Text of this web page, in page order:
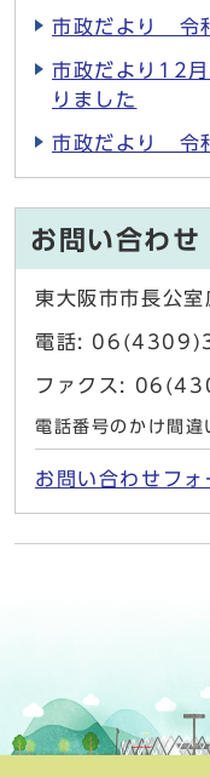
市政だより 令
市政だより12
りました
市政だより 令
お問い合わせ
東大阪市市長公
電話:
ファクス:
電話番号のかけ間違
お問い合わせフォ